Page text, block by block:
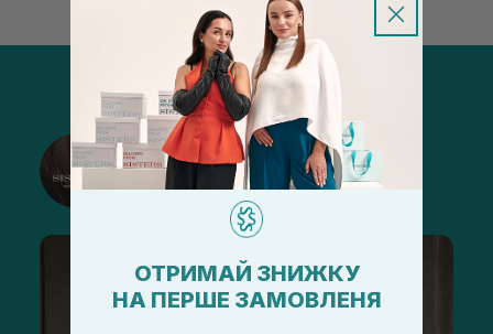
@sisters_stelmakh в Instagram
Підписатися
ОТРИМАЙ ЗНИЖКУ
НА ПЕРШЕ ЗАМОВЛЕНЯ